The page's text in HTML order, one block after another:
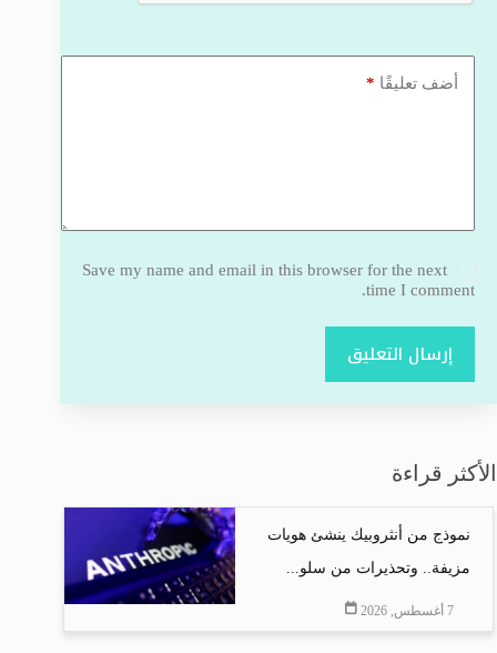
أضف تعليقًا *
Save my name and email in this browser for the next
time I comment.
إرسال التعليق
الأكثر قراءة
نموذج من أنثروبيك ينشئ هويات
مزيفة.. وتحذيرات من سلو...
7 أغسطس, 2026